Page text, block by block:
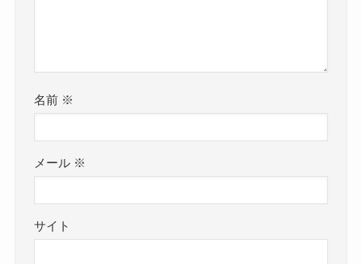
名前 ※
メール ※
サイト